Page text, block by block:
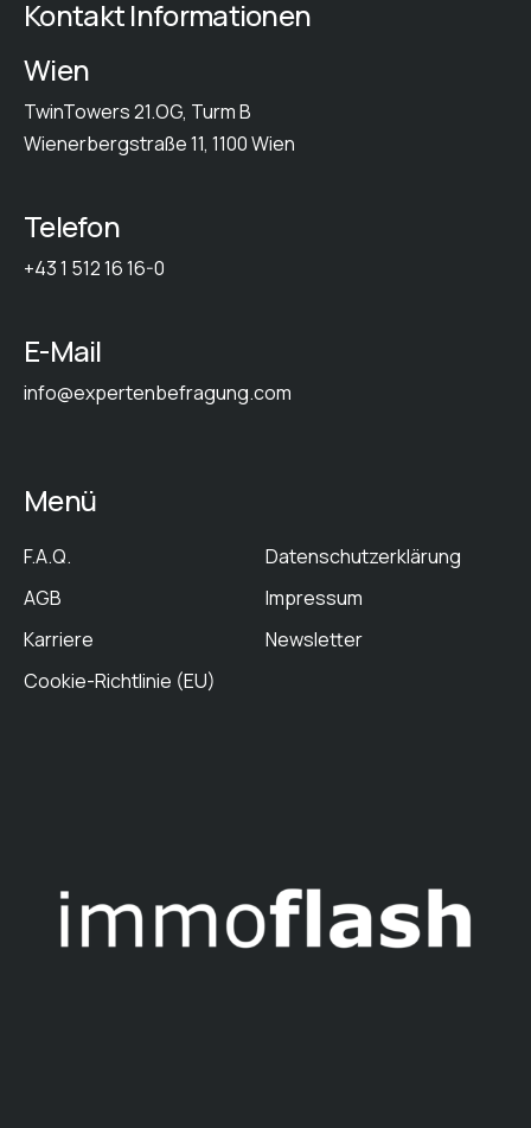
Kontakt Informationen
Wien
TwinTowers 21.OG, Turm B
Wienerbergstraße 11, 1100 Wien
Telefon
+43 1 512 16 16-0
E-Mail
info@expertenbefragung.com
Menü
F.A.Q.
Datenschutzerklärung
AGB
Impressum
Karriere
Newsletter
Cookie-Richtlinie (EU)